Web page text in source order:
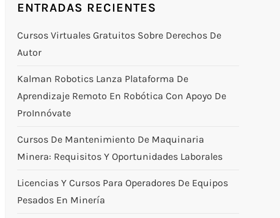
ENTRADAS RECIENTES
Cursos Virtuales Gratuitos Sobre Derechos De
Autor
Kalman Robotics Lanza Plataforma De
Aprendizaje Remoto En Robótica Con Apoyo De
ProInnóvate
Cursos De Mantenimiento De Maquinaria
Minera: Requisitos Y Oportunidades Laborales
Licencias Y Cursos Para Operadores De Equipos
Pesados En Minería